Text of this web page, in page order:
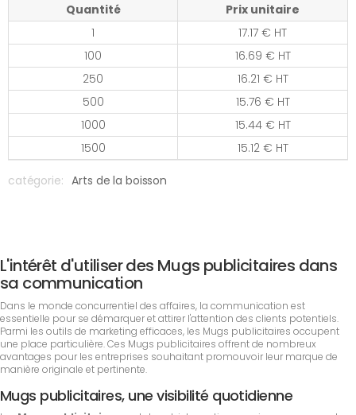
Quantité
Prix unitaire
1
17.17 € HT
100
16.69 € HT
250
16.21 € HT
500
15.76 € HT
1000
15.44 € HT
1500
15.12 € HT
catégorie: Arts de la boisson
L'intérêt d'utiliser des Mugs publicitaires dans
sa communication
Dans le monde concurrentiel des affaires, la communication est
essentielle pour se démarquer et attirer l'attention des clients potentiels.
Parmi les outils de marketing efficaces, les Mugs publicitaires occupent
une place particulière. Ces Mugs publicitaires offrent de nombreux
avantages pour les entreprises souhaitant promouvoir leur marque de
manière originale et pertinente.
Mugs publicitaires, une visibilité quotidienne